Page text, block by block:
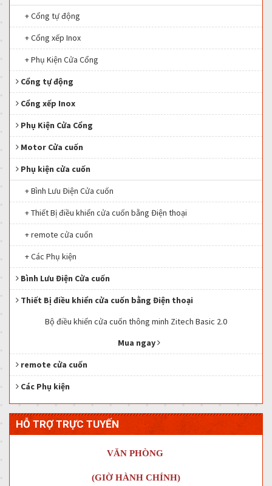
+ Cổng tự động
+ Cổng xếp Inox
+ Phụ Kiện Cửa Cổng
Cổng tự động
Cổng xếp Inox
Phụ Kiện Cửa Cổng
Motor Cửa cuốn
Phụ kiện cửa cuốn
+ Bình Lưu Điện Cửa cuốn
+ Thiết Bị điều khiển cửa cuốn bằng Điện thoại
+ remote cửa cuốn
+ Các Phụ kiện
Bình Lưu Điện Cửa cuốn
Thiết Bị điều khiển cửa cuốn bằng Điện thoại
Bộ điều khiển cửa cuốn thông minh Zitech Basic 2.0
Mua ngay
remote cửa cuốn
Các Phụ kiện
HỖ TRỢ TRỰC TUYẾN
VĂN PHÒNG
(GIỜ HÀNH CHÍNH)